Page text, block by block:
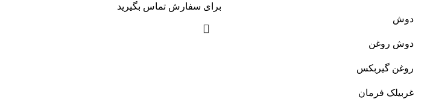
دوش
دوش روغن
روغن گیربکس
غربیلک فرمان
برای سفارش تماس بگیرید